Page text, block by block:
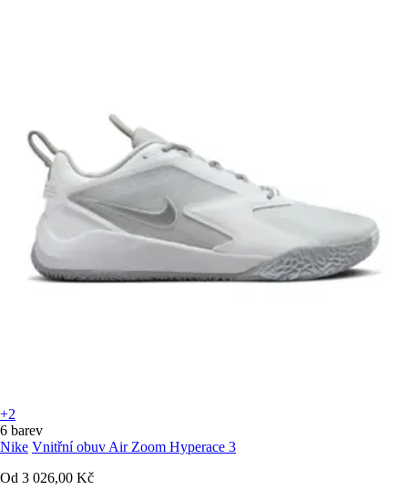
+2
6 barev
Nike Vnitřní obuv Air Zoom Hyperace 3
Od 3 026,00 Kč